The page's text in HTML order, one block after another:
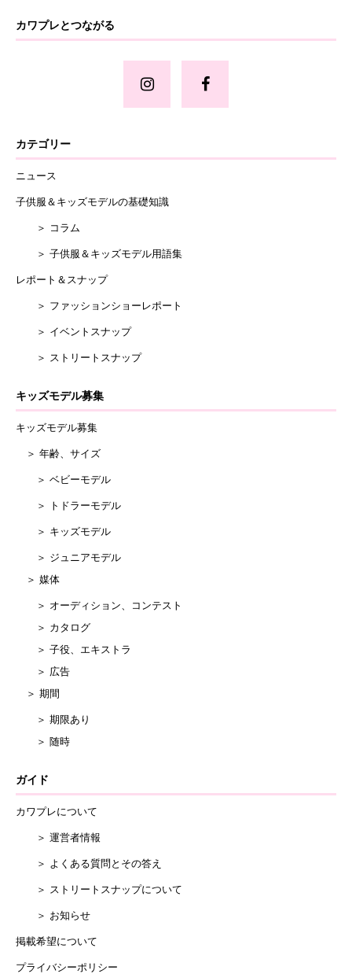
カワプレとつながる
カテゴリー
ニュース
子供服＆キッズモデルの基礎知識
＞ コラム
＞ 子供服＆キッズモデル用語集
レポート＆スナップ
＞ ファッションショーレポート
＞ イベントスナップ
＞ ストリートスナップ
キッズモデル募集
キッズモデル募集
＞ 年齢、サイズ
＞ ベビーモデル
＞ トドラーモデル
＞ キッズモデル
＞ ジュニアモデル
＞ 媒体
＞ オーディション、コンテスト
＞ カタログ
＞ 子役、エキストラ
＞ 広告
＞ 期間
＞ 期限あり
＞ 随時
ガイド
カワプレについて
＞ 運営者情報
＞ よくある質問とその答え
＞ ストリートスナップについて
＞ お知らせ
掲載希望について
プライバシーポリシー